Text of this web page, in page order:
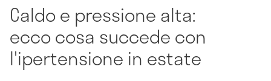
Caldo e pressione alta:
ecco cosa succede con
l'ipertensione in estate